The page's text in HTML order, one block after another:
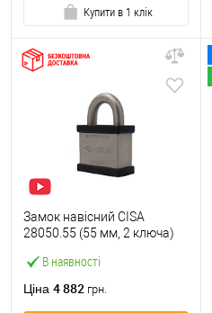
Купити в 1 клік
В наявності
Замок навісний CISA
28050.55 (55 мм, 2 ключа)
Ціна 4 882 грн.